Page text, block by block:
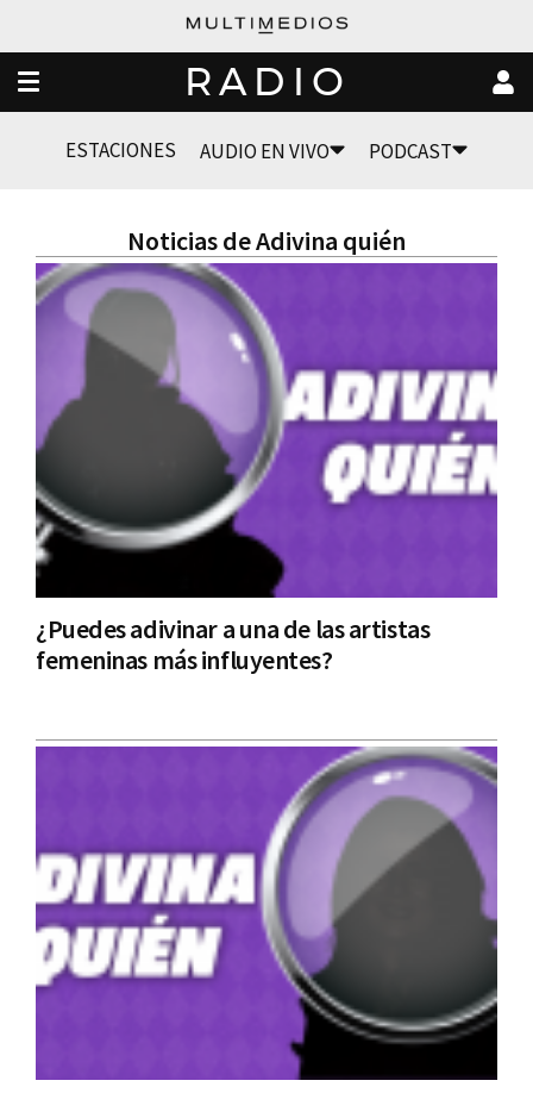
RADIO
ESTACIONES AUDIO EN VIVO PODCAST
Noticias de Adivina quién
¿Puedes adivinar a una de las artistas
femeninas más influyentes?